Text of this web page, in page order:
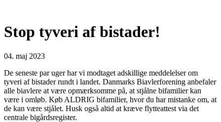
Stop tyveri af bistader!
04. maj 2023
De seneste par uger har vi modtaget adskillige meddelelser om
tyveri af bistader rundt i landet. Danmarks Biavlerforening anbefaler
alle biavlere at være opmærksomme på, at stjålne bifamilier kan
være i omløb. Køb ALDRIG bifamilier, hvor du har mistanke om, at
de kan være stjålet. Husk også altid at kræve flytteattest via det
centrale bigårdsregister.